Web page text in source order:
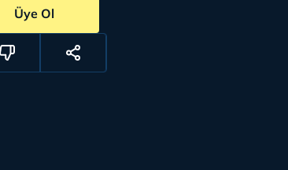
Üye Ol